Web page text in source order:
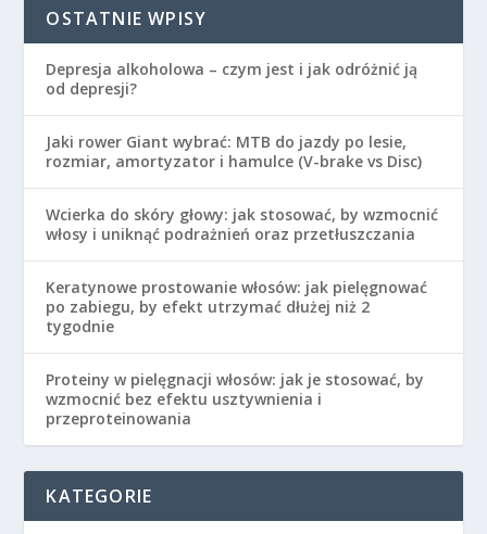
OSTATNIE WPISY
Depresja alkoholowa – czym jest i jak odróżnić ją
od depresji?
Jaki rower Giant wybrać: MTB do jazdy po lesie,
rozmiar, amortyzator i hamulce (V-brake vs Disc)
Wcierka do skóry głowy: jak stosować, by wzmocnić
włosy i uniknąć podrażnień oraz przetłuszczania
Keratynowe prostowanie włosów: jak pielęgnować
po zabiegu, by efekt utrzymać dłużej niż 2
tygodnie
Proteiny w pielęgnacji włosów: jak je stosować, by
wzmocnić bez efektu usztywnienia i
przeproteinowania
KATEGORIE